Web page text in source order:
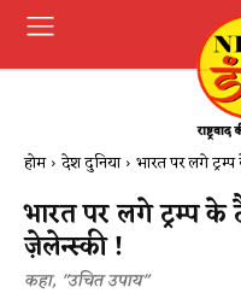
होम देश दुनिया भारत पर लगे
भारत पर लगे ट्रम्प
ज़ेलेन्स्की !
कहा, "उचित उपाय"